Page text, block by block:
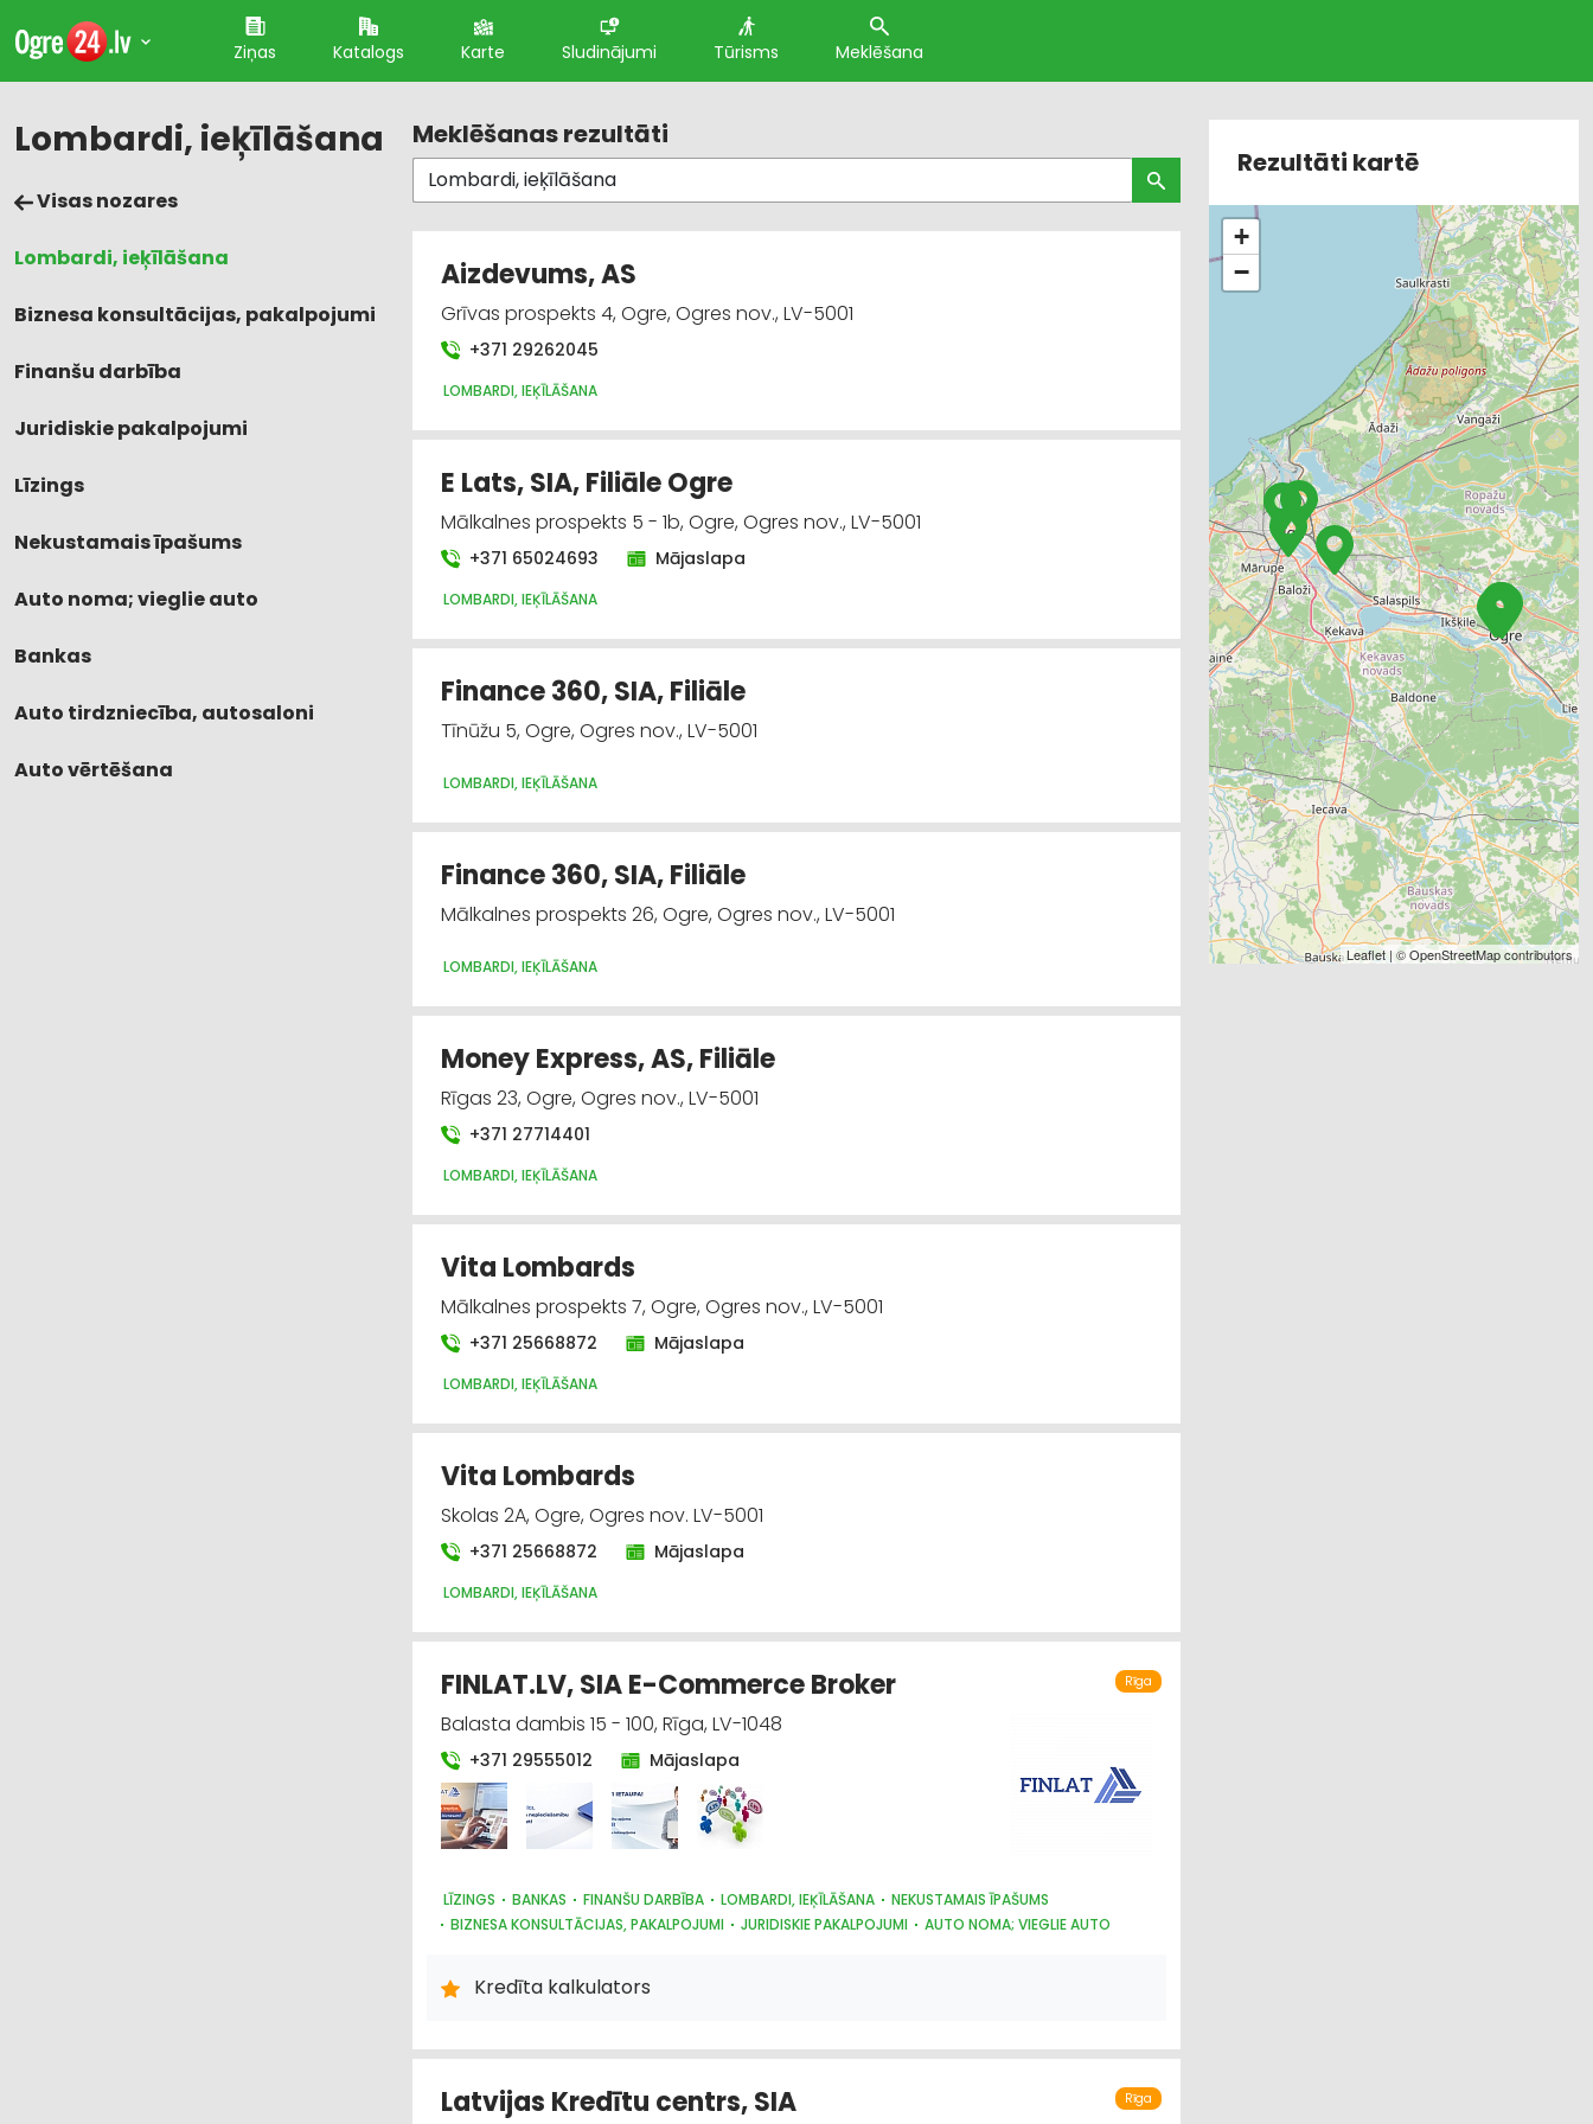
Ziņas Katalogs Karte Sludinājumi Tūrisms Meklēšana
Lombardi, ieķīlāšana
Visas nozares
Lombardi, ieķīlāšana
Biznesa konsultācijas, pakalpojumi
Finanšu darbība
Juridiskie pakalpojumi
Līzings
Nekustamais īpašums
Auto noma; vieglie auto
Bankas
Auto tirdzniecība, autosaloni
Auto vērtēšana
Meklēšanas rezultāti
Aizdevums, AS
Grīvas prospekts 4, Ogre, Ogres nov., LV-5001
+371 29262045
LOMBARDI, IEĶĪLĀŠANA
E Lats, SIA, Filiāle Ogre
Mālkalnes prospekts 5 - 1b, Ogre, Ogres nov., LV-5001
+371 65024693 Mājaslapa
LOMBARDI, IEĶĪLĀŠANA
Finance 360, SIA, Filiāle
Tīnūžu 5, Ogre, Ogres nov., LV-5001
LOMBARDI, IEĶĪLĀŠANA
Finance 360, SIA, Filiāle
Mālkalnes prospekts 26, Ogre, Ogres nov., LV-5001
LOMBARDI, IEĶĪLĀŠANA
Money Express, AS, Filiāle
Rīgas 23, Ogre, Ogres nov., LV-5001
+371 27714401
LOMBARDI, IEĶĪLĀŠANA
Vita Lombards
Mālkalnes prospekts 7, Ogre, Ogres nov., LV-5001
+371 25668872 Mājaslapa
LOMBARDI, IEĶĪLĀŠANA
Vita Lombards
Skolas 2A, Ogre, Ogres nov. LV-5001
+371 25668872 Mājaslapa
LOMBARDI, IEĶĪLĀŠANA
Rīga
FINLAT.LV, SIA E-Commerce Broker
Balasta dambis 15 - 100, Rīga, LV-1048
+371 29555012 Mājaslapa
LĪZINGS BANKAS FINANŠU DARBĪBA LOMBARDI, IEĶĪLĀŠANA
NEKUSTAMAIS ĪPAŠUMS
BIZNESA KONSULTĀCIJAS, PAKALPOJUMI
JURIDISKIE PAKALPOJUMI AUTO NOMA; VIEGLIE AUTO
Kredīta kalkulators
Rīga
Latvijas Kredītu centrs, SIA
Rezultāti kartē
+
−
Leaflet | ©OpenStreetMapcontributors